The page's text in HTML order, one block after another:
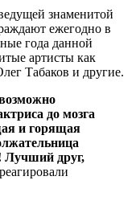
знаменитой
ежегодно в
года данной
артисты как
Табаков и другие.
до мозга
и горящая
Лучший друг,